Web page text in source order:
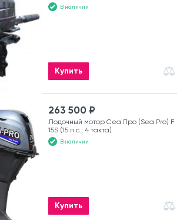
В наличии
Купить
263 500 ₽
Лодочный мотор Сеа Про (Sea Pro) F
15S (15 л.с., 4 такта)
В наличии
Купить